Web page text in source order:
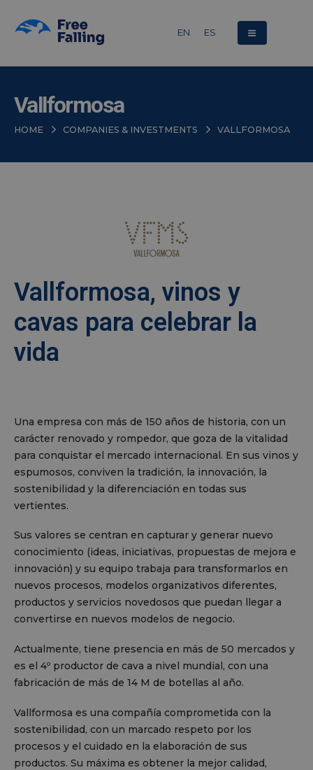
EN ES
Vallformosa
HOME COMPANIES & INVESTMENTS VALLFORMOSA
Vallformosa, vinos y
cavas para celebrar la
vida
Una empresa con más de 150 años de historia, con un
carácter renovado y rompedor, que goza de la vitalidad
para conquistar el mercado internacional. En sus vinos y
espumosos, conviven la tradición, la innovación, la
sostenibilidad y la diferenciación en todas sus
vertientes.
Sus valores se centran en capturar y generar nuevo
conocimiento (ideas, iniciativas, propuestas de mejora e
innovación) y su equipo trabaja para transformarlos en
nuevos procesos, modelos organizativos diferentes,
productos y servicios novedosos que puedan llegar a
convertirse en nuevos modelos de negocio.
Actualmente, tiene presencia en más de 50 mercados y
es el 4º productor de cava a nivel mundial, con una
fabricación de más de 14 M de botellas al año.
Vallformosa es una compañía comprometida con la
sostenibilidad, con un marcado respeto por los
procesos y el cuidado en la elaboración de sus
productos. Su máxima es obtener la mejor calidad,